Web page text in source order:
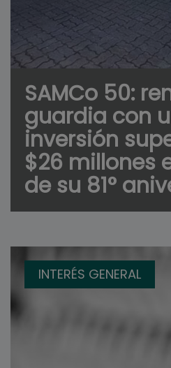
SAMCo 50:
guardia con
inversión
$26 millones
de su 81°
INTERÉS GENERAL